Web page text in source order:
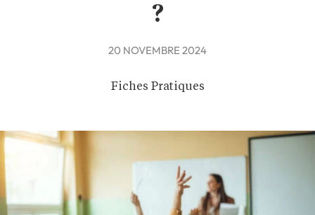
?
20 NOVEMBRE 2024
Fiches Pratiques